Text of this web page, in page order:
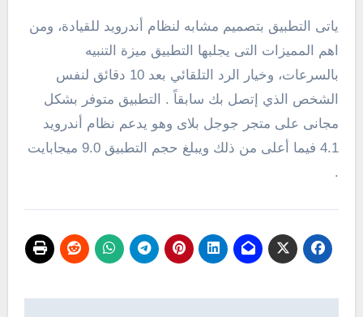
ياتى التطبيق بتصميم مشابه لنظام أندرويد للقيادة، ومن
اهم المميزات التى يجلبها التطبيق ميزة التنبيه
بالسرعات، وخيار الرد التلقائي بعد 10 دقائق لنفس
الشخص الذي إتصل بك سابقاً . التطبيق متوفر بشكل
مجانى على متجر جوجل بلاى وهو يدعم نظام أندرويد
4.1 فيما أعلى من ذلك ويبلغ حجم التطبيق 9.0 ميجابايت
.